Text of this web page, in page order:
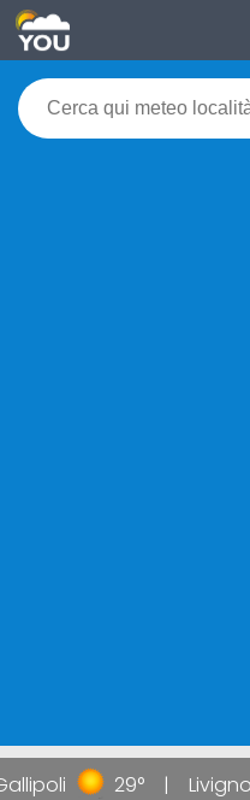
29° Livigno